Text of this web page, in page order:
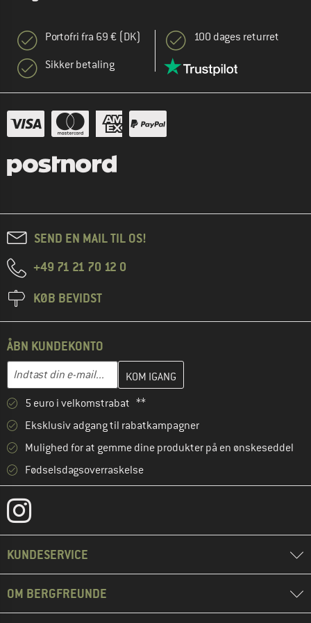
Portofri fra 69 € (DK)
Sikker betaling
100 dages returret
SEND EN MAIL TIL OS!
+49 71 21 70 12 0
KØB BEVIDST
ÅBN KUNDEKONTO
E-mail-adresse
Indtast din e-mailadresse her, og opret i næste trin din
5 euro i velkomstrabat **
Eksklusiv adgang til rabatkampagner
Mulighed for at gemme dine produkter på en ønskeseddel
Fødselsdagsoverraskelse
KUNDESERVICE
OM BERGFREUNDE